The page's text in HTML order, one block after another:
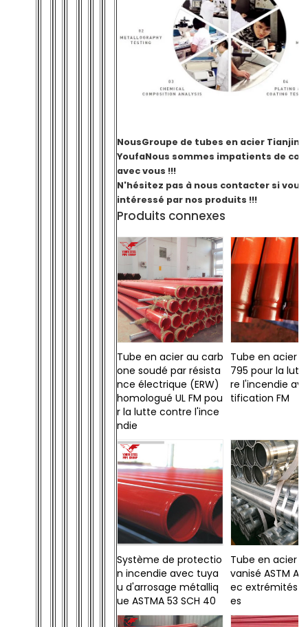
NousGroupe de tubes en acier Tianjin
YoufaNous sommes impatients de
avec vous !!!
N'hésitez pas à nous contacter si
intéressé par nos produits !!!
Produits connexes
Tube en acier au carb
one soudé par résista
nce électrique (ERW)
homologué UL FM pou
r la lutte contre l'ince
ndie
Tube en acier
795 pour la
re l'incendie
tification FM
Système de protectio
n incendie avec tuya
u d'arrosage métalliq
ue ASTMA 53 SCH 40
Tube en acier
vanisé ASTM
ec extrémités
es